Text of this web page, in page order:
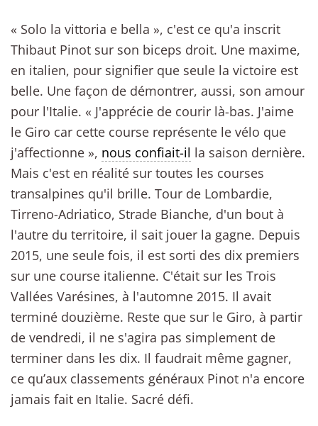
« Solo la vittoria e bella », c'est ce qu'a inscrit
Thibaut Pinot sur son biceps droit. Une maxime,
en italien, pour signifier que seule la victoire est
belle. Une façon de démontrer, aussi, son amour
pour l'Italie. « J'apprécie de courir là-bas. J'aime
le Giro car cette course représente le vélo que
j'affectionne », nous confiait-il la saison dernière.
Mais c'est en réalité sur toutes les courses
transalpines qu'il brille. Tour de Lombardie,
Tirreno-Adriatico, Strade Bianche, d'un bout à
l'autre du territoire, il sait jouer la gagne. Depuis
2015, une seule fois, il est sorti des dix premiers
sur une course italienne. C'était sur les Trois
Vallées Varésines, à l'automne 2015. Il avait
terminé douzième. Reste que sur le Giro, à partir
de vendredi, il ne s'agira pas simplement de
terminer dans les dix. Il faudrait même gagner,
ce qu’aux classements généraux Pinot n'a encore
jamais fait en Italie. Sacré défi.